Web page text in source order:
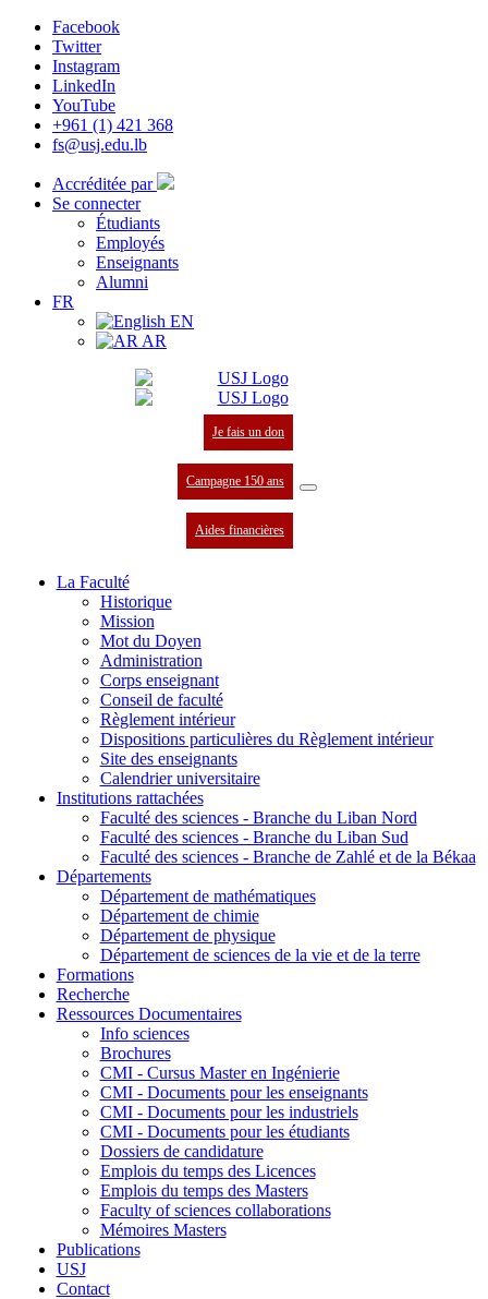
Facebook
Twitter
Instagram
LinkedIn
YouTube
+961 (1) 421 368
fs@usj.edu.lb
Accréditée par
Se connecter
Étudiants
Employés
Enseignants
Alumni
FR
EN
AR
Je fais un don
Campagne 150 ans
Aides financières
La Faculté
Historique
Mission
Mot du Doyen
Administration
Corps enseignant
Conseil de faculté
Règlement intérieur
Dispositions particulières du Règlement intérieur
Site des enseignants
Calendrier universitaire
Institutions rattachées
Faculté des sciences - Branche du Liban Nord
Faculté des sciences - Branche du Liban Sud
Faculté des sciences - Branche de Zahlé et de la Békaa
Départements
Département de mathématiques
Département de chimie
Département de physique
Département de sciences de la vie et de la terre
Formations
Recherche
Ressources Documentaires
Info sciences
Brochures
CMI - Cursus Master en Ingénierie
CMI - Documents pour les enseignants
CMI - Documents pour les industriels
CMI - Documents pour les étudiants
Dossiers de candidature
Emplois du temps des Licences
Emplois du temps des Masters
Faculty of sciences collaborations
Mémoires Masters
Publications
USJ
Contact